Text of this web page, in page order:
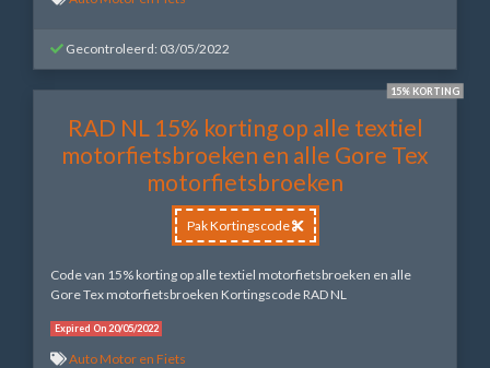
Gecontroleerd: 03/05/2022
15% KORTING
RAD NL 15% korting op alle textiel
motorfietsbroeken en alle Gore Tex
motorfietsbroeken
Pak Kortingscode
Code van 15% korting op alle textiel motorfietsbroeken en alle
Gore Tex motorfietsbroeken Kortingscode RAD NL
Expired On 20/05/2022
Auto Motor en Fiets